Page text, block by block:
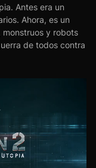
Antes era un
Ahora, es un
y robots
de todos contra